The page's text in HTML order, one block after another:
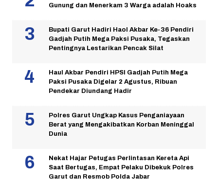
Gunung dan Menerkam 3 Warga adalah Hoaks
Bupati Garut Hadiri Haol Akbar Ke-36 Pendiri
Gadjah Putih Mega Paksi Pusaka, Tegaskan
Pentingnya Lestarikan Pencak Silat
Haul Akbar Pendiri HPSI Gadjah Putih Mega
Paksi Pusaka Digelar 2 Agustus, Ribuan
Pendekar Diundang Hadir
Polres Garut Ungkap Kasus Penganiayaan
Berat yang Mengakibatkan Korban Meninggal
Dunia
Nekat Hajar Petugas Perlintasan Kereta Api
Saat Bertugas, Empat Pelaku Dibekuk Polres
Garut dan Resmob Polda Jabar